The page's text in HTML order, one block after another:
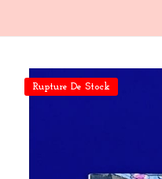
Rupture De Stock